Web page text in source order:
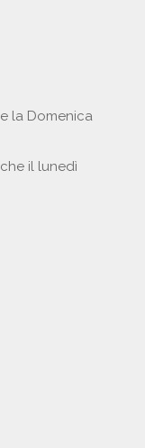
la Domenica
il lunedì